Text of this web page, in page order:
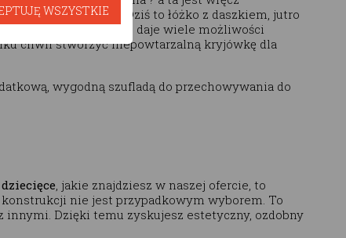
niego czymś innym. Dziś to łóżko z daszkiem, jutro
konstrukcja dachu daje wiele możliwości
chwil stworzyć niepowtarzalną kryjówkę dla
wygodną szufladą do przechowywania do
, jakie znajdziesz w naszej ofercie, to
nie jest przypadkowym wyborem. To
innymi. Dzięki temu zyskujesz estetyczny, ozdobny
WSZYSTKIE